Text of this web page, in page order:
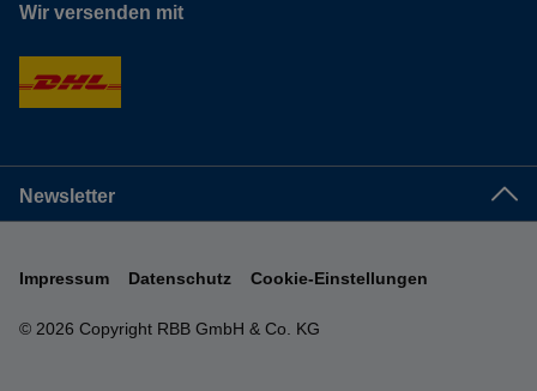
Wir versenden mit
Newsletter
© 2026 Copyright RBB GmbH & Co. KG
Impressum Datenschutz Cookie-Einstellungen